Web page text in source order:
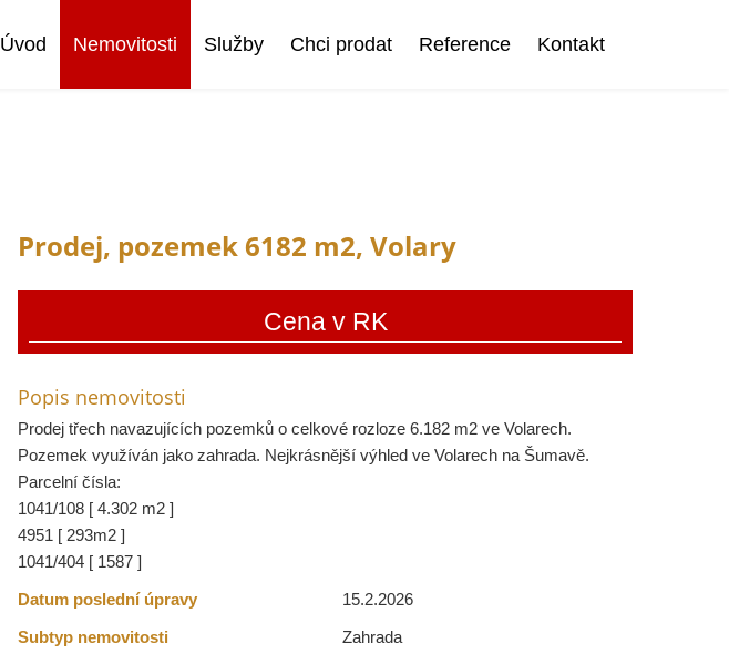
Úvod Nemovitosti Služby Chci prodat Reference Kontakt
Prodej, pozemek 6182 m2, Volary
Cena v RK
Popis nemovitosti
Prodej třech navazujících pozemků o celkové rozloze 6.182 m2 ve Volarech.
Pozemek využíván jako zahrada. Nejkrásnější výhled ve Volarech na Šumavě.
Parcelní čísla:
1041/108 [ 4.302 m2 ]
4951 [ 293m2 ]
1041/404 [ 1587 ]
Datum poslední úpravy
15.2.2026
Subtyp nemovitosti
Zahrada